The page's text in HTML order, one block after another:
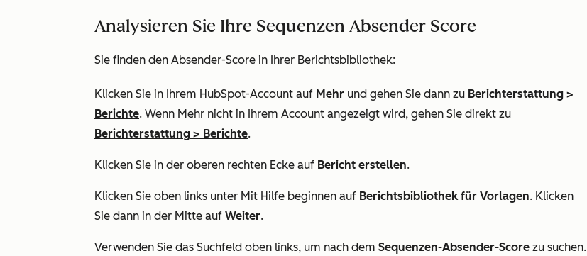
Analysieren Sie Ihre Sequenzen Absender Score
Sie finden den Absender-Score in Ihrer Berichtsbibliothek:
Klicken Sie in Ihrem HubSpot-Account auf Mehr und gehen Sie dann zu Berichterstattung >
Berichte. Wenn Mehr nicht in Ihrem Account angezeigt wird, gehen Sie direkt zu
Berichterstattung > Berichte.
Klicken Sie in der oberen rechten Ecke auf Bericht erstellen.
Klicken Sie oben links unter Mit Hilfe beginnen auf Berichtsbibliothek für Vorlagen. Klicken
Sie dann in der Mitte auf Weiter.
Verwenden Sie das Suchfeld oben links, um nach dem Sequenzen-Absender-Score zu suchen.